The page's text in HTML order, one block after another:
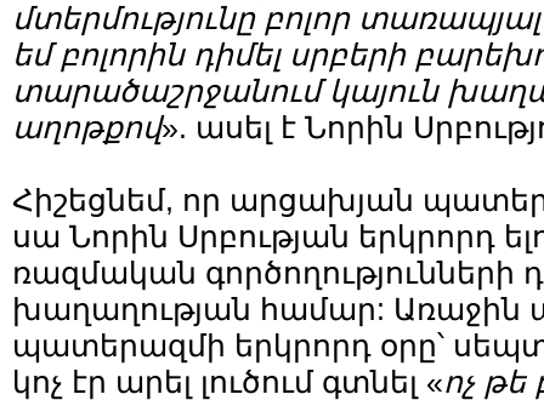
մտերմությունը բոլոր
եմ բոլորին դիմել սրբերի
տարածաշրջանում կայուն
աղոթքով». ասել է Նորին
Հիշեցնեմ, որ արցախյան
սա Նորին Սրբության երկրորդ
ռազմական
խաղաղության համար: Առաջին
պատերազմի երկրորդ օրը՝
կոչ էր արել լուծում գտնել «ոչ թե